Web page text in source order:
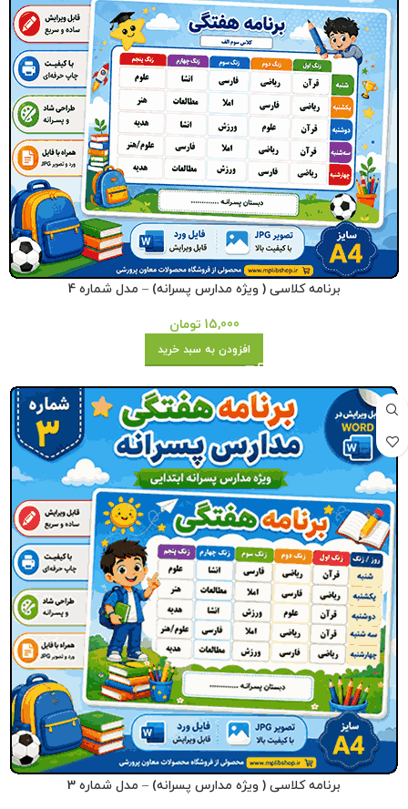
برنامه کلاسی ( ویژه مدارس پسرانه) – مدل شماره 4
15,000 تومان
افزودن به سبد خرید
برنامه کلاسی ( ویژه مدارس پسرانه) – مدل شماره 3